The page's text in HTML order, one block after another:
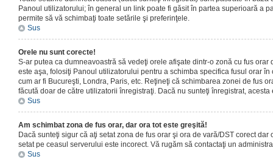
Panoul utilizatorului; în general un link poate fi găsit în partea superioară a
permite să vă schimbaţi toate setările şi preferinţele.
Sus
Orele nu sunt corecte!
S-ar putea ca dumneavoastră să vedeţi orele afişate dintr-o zonă cu fus orar
este aşa, folosiţi Panoul utilizatorului pentru a schimba specifica fusul orar
cum ar fi Bucureşti, Londra, Paris, etc. Reţineţi că schimbarea zonei de fus
făcută doar de către utilizatorii înregistraţi. Dacă nu sunteţi înregistrat, acesta
Sus
Am schimbat zona de fus orar, dar ora tot este greşită!
Dacă sunteţi sigur că aţi setat zona de fus orar şi ora de vară/DST corect
setat pe ceasul serverului este incorect. Vă rugăm să contactaţi un
Sus